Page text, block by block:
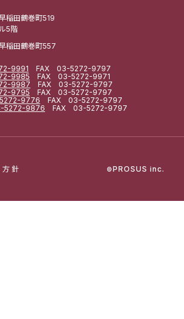
稲田鶴巻町519
5階
稲田鶴巻町557
9991 FAX 03-5272-9797
9985 FAX 03-5272-9971
9987 FAX 03-5272-9797
9795 FAX 03-5272-9797
9776 FAX 03-5272-9797
5272-9876 FAX 03-5272-9797
針 ©PROSUS inc.